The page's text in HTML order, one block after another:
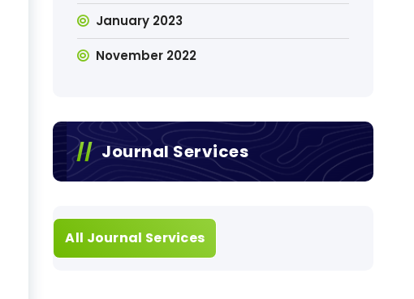
January 2023
November 2022
Journal Services
All Journal Services